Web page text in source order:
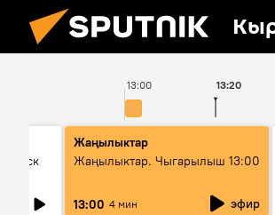
13:00 13:20
Жаңылыктар
Жаңылыктар. Чыгарылыш 13:00
13:00 4 мин эфир